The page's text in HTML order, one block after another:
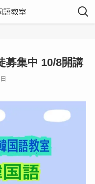
募集中 10/8開講